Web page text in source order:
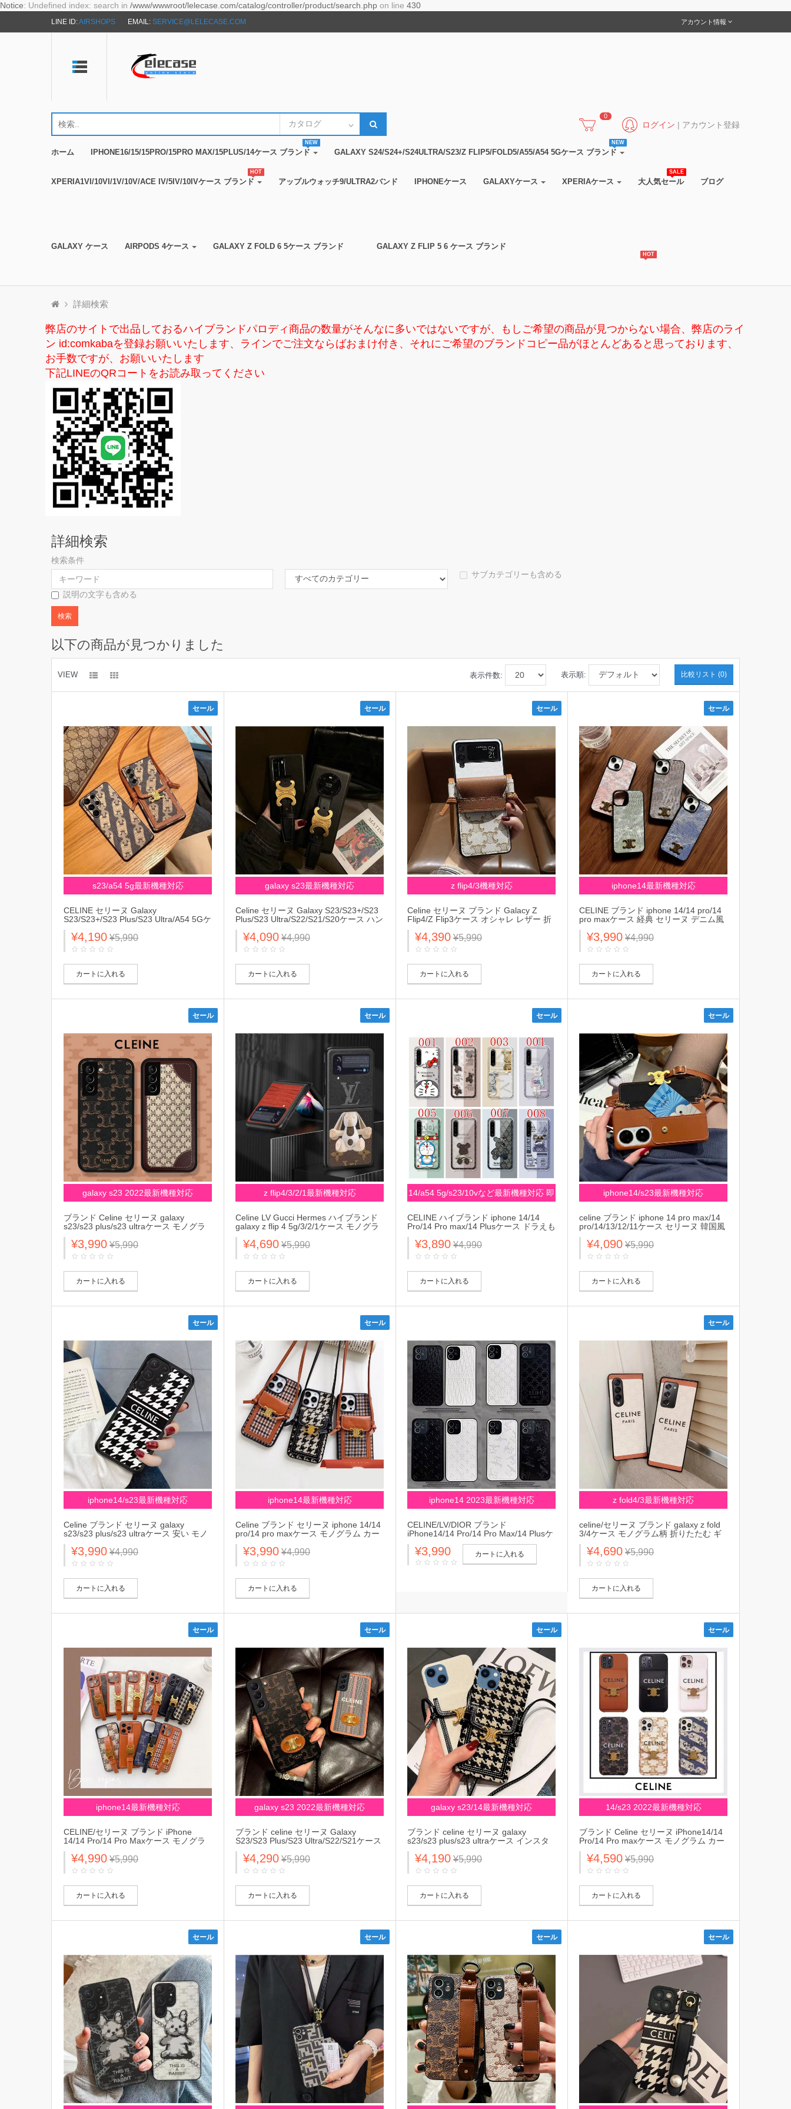
Notice: Undefined index: search in /www/wwwroot/lelecase.com/catalog/controller/product/search.php on line 430
LINE ID:AIRSHOPS EMAIL: SERVICE@LELECASE.COM アカウント情報
ログイン | アカウント登録
0
ホーム
NEW
IPHONE16/15/15PRO/15PRO MAX/15PLUS/14ケース ブランド
NEW
GALAXY S24/S24+/S24ULTRA/S23/Z FLIP5/FOLD5/A55/A54 5Gケース ブランド
HOT
XPERIA1VI/10VI/1V/10V/ACE IV/5IV/10IVケース ブランド アップルウォッチ9/ULTRA2バンド IPHONEケース GALAXYケース XPERIAケース
SALE
大人気セール ブログ
GALAXY ケース AIRPODS 4ケース GALAXY Z FOLD 6 5ケース ブランド GALAXY Z FLIP 5 6 ケース ブランド
HOT
詳細検索
弊店のサイトで出品しておるハイブランドパロディ商品の数量がそんなに多いではないですが、もしご希望の商品が見つからない場合、弊店のライ
ン id:comkabaを登録お願いいたします、ラインでご注文ならばおまけ付き、それにご希望のブランドコピー品がほとんどあると思っております、
お手数ですが、お願いいたします
下記LINEのQRコートをお読み取ってください
詳細検索
検索条件
サブカテゴリーも含める
説明の文字も含める
以下の商品が見つかりました
VIEW 比較リスト (0)
表示順:
表示件数:
セール
s23/a54 5g最新機種対応
CELINE セリーヌ Galaxy
S23/S23+/S23 Plus/S23 Ultra/A54 5Gケ
ース ブランド カード入れ モノグラム柄
レザー 斜め掛け バング 収納 チェーン
付き ジャケット型 落下防止 ギャラクシ
ーs23/a54 5g/s22/s21/s20/note20カバ
ー 芸能人愛用 メンズ レディース
¥4,190 ¥5,990
カートに入れる
セール
galaxy s23最新機種対応
Celine セリーヌ Galaxy S23/S23+/S23
Plus/S23 Ultra/S22/S21/S20ケース ハン
ドヘルド付き レザー スタンド機能 落下
防止 ジャケット型 ブランド 皮革製品
ギャラクシーs23/s23プラス/s23ウルト
ラ/s22/s21/s20カバー 上質 メンズ レデ
ィース
¥4,090 ¥4,990
カートに入れる
セール
z flip4/3機種対応
Celine セリーヌ ブランド Galacy Z
Flip4/Z Flip3ケース オシャレ レザー 折
りたたみ式 チェーン付き 肩掛け モノグ
ラム 芸能人愛用 激安 ギャラクシー ゼ
ット フリップ4/3カバー 保護 大人気 メ
ンズ レデイース
¥4,390 ¥5,990
カートに入れる
セール
iphone14最新機種対応
CELINE ブランド iphone 14/14 pro/14
pro maxケース 経典 セリーヌ デニム風
モノグラム ジャケット型 アイフォン
14/13/12カバー ファッション 大人気 メ
ンズ レディース
¥3,990 ¥4,990
カートに入れる
セール
galaxy s23 2022最新機種対応
ブランド Celine セリーヌ galaxy
s23/s23 plus/s23 ultraケース モノグラ
ム ジャケット型 iphone 12/12 pro/12
pro max/11カバー 大人気 メンズ レディ
ーズ
¥3,990 ¥5,990
カートに入れる
セール
z flip4/3/2/1最新機種対応
Celine LV Gucci Hermes ハイブランド
galaxy z flip 4 5g/3/2/1ケース モノグラ
ム 折りたたむ 蜂 兎柄 セリーヌ/ルイヴ
ィトン/グッチ/エルメス 蛇革風 ギャラ
クシーZ Flip4/3/2/1カバー 芸能人愛用
メンズ レディース
¥4,690 ¥5,990
カートに入れる
セール
14/a54 5g/s23/10vなど最新機種対応 即
CELINE ハイブランド iphone 14/14
Pro/14 Pro max/14 Plusケース ドラえも
ん KAWS クリアケース Gucci モノグラ
ム 全機種対応 Galaxy A54
5G/S23/S23+/S23 ultraケース 熊
be@rbrick ハローキティ柄 xperia 5 iv
ace iv 10 v 1 vカバー 大人気 メンズ レ
ディース
¥3,890 ¥4,990
カートに入れる
セール
iphone14/s23最新機種対応
celine ブランド iphone 14 pro max/14
pro/14/13/12/11ケース セリーヌ 韓国風
バッグ型 カード入れ レザー ストラップ
モノグラム 斜めがけ galaxy
s23/s23+/s23 Plus/s23 ultra/note20カバ
ー 落下防止 メンズ レディース
¥4,090 ¥5,990
カートに入れる
セール
iphone14/s23最新機種対応
Celine ブランド セリーヌ galaxy
s23/s23 plus/s23 ultraケース 安い モノ
グラム 黒白色 ジャケット型
iphone14/14 pro/14 pro max/14 plusケ
ース セレブ愛用 ギャラクシーS23/S23
プラス/S23ウルト
ラ/note20/s22/s21/s20カバー メンズ レ
ディース
¥3,990 ¥4,990
カートに入れる
セール
iphone14最新機種対応
Celine ブランド セリーヌ iphone 14/14
pro/14 pro maxケース モノグラム カー
ド入れ チェーン付き レザー バッグ 落
下防止 アイフォン14/14プロ/14プロ マ
ックス/13/12/11カバー ファッション メ
ンズ レディース
¥3,990 ¥4,990
カートに入れる
iphone14 2023最新機種対応
CELINE/LV/DIOR ブランド
iPhone14/14 Pro/14 Pro Max/14 Plusケ
ース モノグラム柄 ディオール/ルイヴィ
トン/セリーヌ レザー 黒白色 BOY
LONDON ジャケット型 アイフォン
¥3,990 カートに入れる
セール
z fold4/3最新機種対応
celine/セリーヌ ブランド galaxy z fold
3/4ケース モノグラム柄 折りたたむ ギ
ャラクシーZ FOLD4/3カバー 大人気 メ
ンズ レディース
¥4,690 ¥5,990
カートに入れる
セール
iphone14最新機種対応
CELINE/セリーヌ ブランド iPhone
14/14 Pro/14 Pro Maxケース モノグラ
ム ハンドバンド付き レザー 調節可能
ジャケット型 アイフォン14/14プロ/14
プロマックス/13/12/11カバー 落下防止
メンズ レディース
¥4,990 ¥5,990
カートに入れる
セール
galaxy s23 2022最新機種対応
ブランド celine セリーヌ Galaxy
S23/S23 Plus/S23 Ultra/S22/S21ケース
モノグラム レザー チェーン付き iPhone
12/12 Pro/12 Pro max/11/X/XS/XRスマ
ホケース ジャケット型 上質 皮革 激安
メンズ レディーズ
¥4,290 ¥5,990
カートに入れる
セール
galaxy s23/14最新機種対応
ブランド celine セリーヌ galaxy
s23/s23 plus/s23 ultraケース インスタ
風 レザー ストラップ付き ショルダーバ
ング モノグラム カード収納
iphone14/14 pro/14 pro max/14 plusス
マホケース 斜め掛け アイフォン
14/13/12/11カバー 激安 メンズ レディ
ース
¥4,190 ¥5,990
カートに入れる
セール
14/s23 2022最新機種対応
ブランド Celine セリーヌ iPhone14/14
Pro/14 Pro maxケース モノグラム カー
ド入り レザー バッグ galaxy s23/s23
plus/s23 ultra/note20ケース ファッショ
ン アイフォン14/13/12/11/x/xs/xr/8/7カ
バー メンズ レディース
¥4,590 ¥5,990
カートに入れる
セール セール セール セール